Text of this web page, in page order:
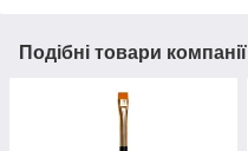
Подібні товари компанії